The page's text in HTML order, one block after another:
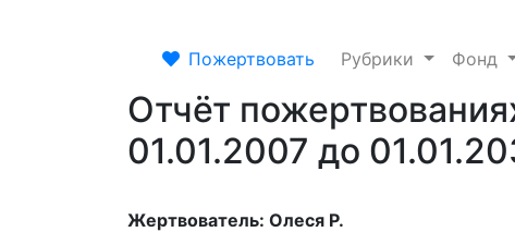
Пожертвовать Рубрики Фонд
Отчёт
01.01.2007 до
Жертвователь: Олеся Р.